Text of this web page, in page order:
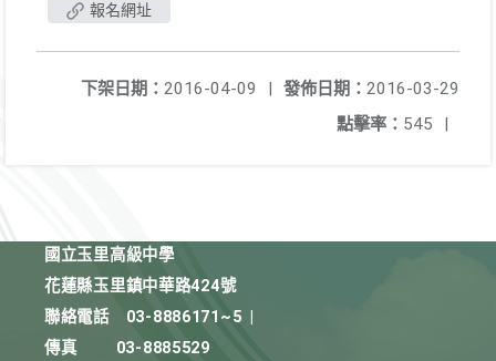
報名網址
發佈日期： 2016-03-29
下架日期： 2016-04-09
|
點擊率： 545 |
國立玉里高級中學
花蓮縣玉里鎮中華路424號
聯絡電話
03-8886171~5
傳真
03-8885529